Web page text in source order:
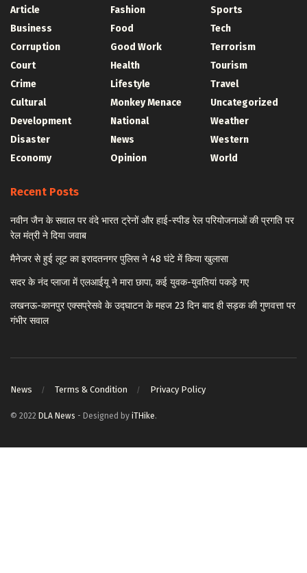
Article
Business
Corruption
Court
Crime
Cultural
Development
Disaster
Economy
Fashion
Food
Good Work
Health
Lifestyle
Monkey Menace
National
News
Opinion
Sports
Tech
Terrorism
Tourism
Travel
Uncategorized
Weather
Western
World
Recent Posts
नवीन जैन के सवाल पर वंदे भारत ट्रेनों और हाई-स्पीड रेल परियोजनाओं की प्रगति पर
रेल मंत्री ने दिया जवाब
मैनेजर से हुई लूट का इरादतनगर पुलिस ने 48 घंटे में किया खुलासा
सदर के नंद प्लाजा में एलआईयू ने मारा छापा, कई युवक-युवतियां पकड़े गए
लखनऊ-कानपुर एक्सप्रेसवे के उद्घाटन के महज 23 दिन बाद ही सड़क की गुणवत्ता पर
गंभीर सवाल
News Terms & Condition Privacy Policy
© 2022 DLA News - Designed by iTHike.